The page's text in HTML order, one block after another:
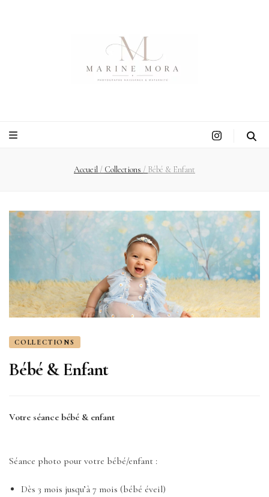
Accueil / Collections / Bébé & Enfant
COLLECTIONS
Bébé & Enfant
Votre séance bébé & enfant
Séance photo pour votre bébé/enfant :
Dès 3 mois jusqu’à 7 mois (bébé éveil)